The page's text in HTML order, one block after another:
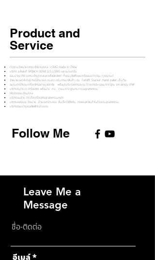
Product and
Service
Follow Me
ตัวแทนจำหน่ายรถกระเช้ายกบุคคล LGMG made in China
บริการ อะไหล่แท้ SKYJACK GENIE JLG LGMG และแบรนด์อื่น
ซ่อมบำรุง PM รถกระเช้าบุคคลและรถโฟล์คลิฟท์ ทั้งแบบไฟฟ้าและเครื่องยนต์ทุกรุ่น ทุกแบรนด์
จำหน่ายและให้เช่าอุปกรณ์อำนวยความสะดวกในการยกสินค้า เช่น Forklift ,Stacker ,Hand pallet เป็นต้น
อบรมการใช้งานเครื่องจักรอย่างปลอดภัย พร้อมใบรับรองการอบรม โดยการรับรองมาตราฐาน จาก สถาบัน IPAF
บริการรับตรวจ เครื่องจักร พร้อมใบ คป. ตามมาตราฐานกระทรวงอุตสาหกรรม
ให้เช่ารถกระเช้าบุคคล
บริการขนย้าย ติดตั้งเครื่องจักรอุตสาหกรรมหนัก
บริการออกแบบ จำหน่าย ย้ายถอดประกอบ ชั้นแร็คใช้สำหรับ วางพาเลทสินค้าในโรงงานอุตสาหกรรม
บริการซ่อมบำรุงรอกไฟฟ้าในโรงงาน
Leave Me a
Message
ชื่อ-ติดต่อ